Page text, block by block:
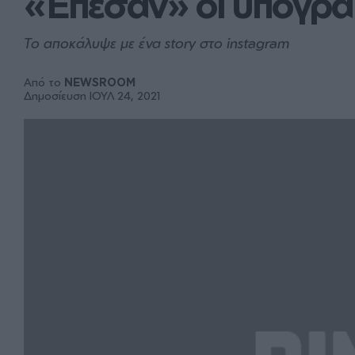
Το αποκάλυψε με ένα story στο instagram
Από το NEWSROOM
Δημοσίευση ΙΟΥΛ 24, 2021